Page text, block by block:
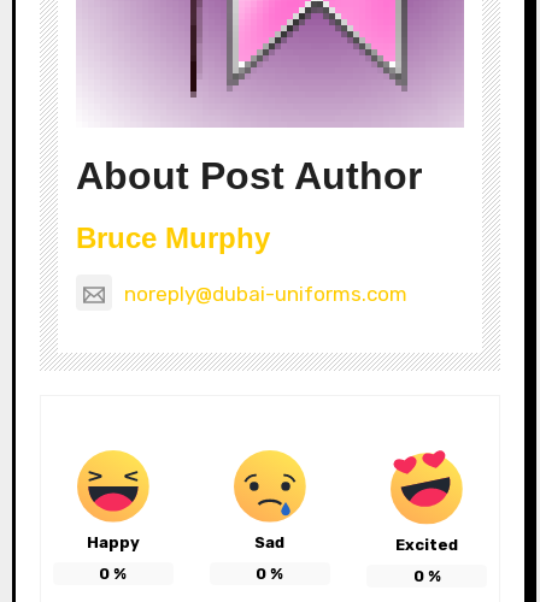
About Post Author
Bruce Murphy
noreply@dubai-uniforms.com
Happy
0 %
Sad
0 %
Excited
0%